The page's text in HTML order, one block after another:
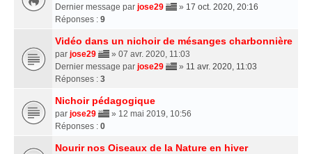
Dernier message par jose29 » 17 oct. 2020, 20:16
Réponses : 9
Vidéo dans un nichoir de mésanges charbonnière
par jose29
» 07 avr. 2020, 11:03
Dernier message par jose29 » 11 avr. 2020, 11:03
Réponses : 3
Nichoir pédagogique
par jose29
» 12 mai 2019, 10:56
Réponses : 0
Nourir nos Oiseaux de la Nature en hiver